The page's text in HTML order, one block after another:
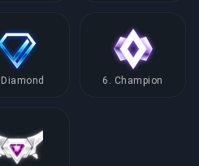
6. Champion